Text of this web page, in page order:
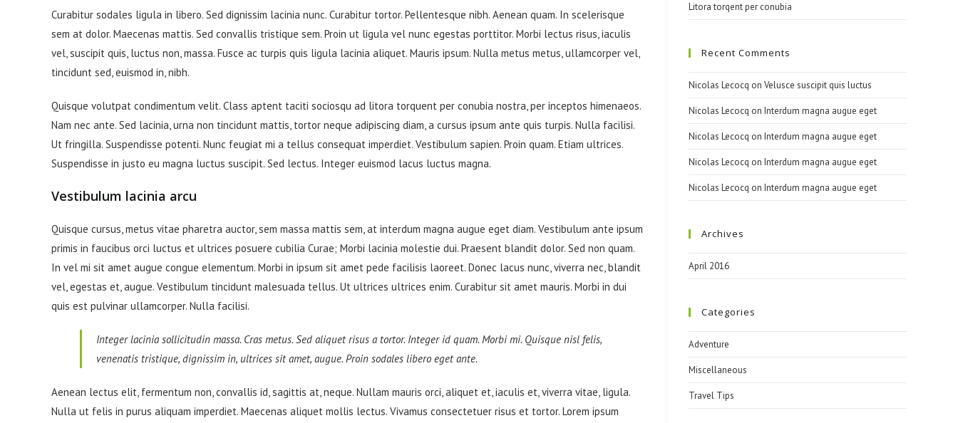
Curabitur sodales ligula in libero. Sed dignissim lacinia nunc. Curabitur tortor. Pellentesque nibh. Aenean quam. In scelerisque
sem at dolor. Maecenas mattis. Sed convallis tristique sem. Proin ut ligula vel nunc egestas porttitor. Morbi lectus risus, iaculis
vel, suscipit quis, luctus non, massa. Fusce ac turpis quis ligula lacinia aliquet. Mauris ipsum. Nulla metus metus, ullamcorper vel,
tincidunt sed, euismod in, nibh.
Quisque volutpat condimentum velit. Class aptent taciti sociosqu ad litora torquent per conubia nostra, per inceptos himenaeos.
Nam nec ante. Sed lacinia, urna non tincidunt mattis, tortor neque adipiscing diam, a cursus ipsum ante quis turpis. Nulla facilisi.
Ut fringilla. Suspendisse potenti. Nunc feugiat mi a tellus consequat imperdiet. Vestibulum sapien. Proin quam. Etiam ultrices.
Suspendisse in justo eu magna luctus suscipit. Sed lectus. Integer euismod lacus luctus magna.
Vestibulum lacinia arcu
Quisque cursus, metus vitae pharetra auctor, sem massa mattis sem, at interdum magna augue eget diam. Vestibulum ante ipsum
primis in faucibus orci luctus et ultrices posuere cubilia Curae; Morbi lacinia molestie dui. Praesent blandit dolor. Sed non quam.
In vel mi sit amet augue congue elementum. Morbi in ipsum sit amet pede facilisis laoreet. Donec lacus nunc, viverra nec, blandit
vel, egestas et, augue. Vestibulum tincidunt malesuada tellus. Ut ultrices ultrices enim. Curabitur sit amet mauris. Morbi in dui
quis est pulvinar ullamcorper. Nulla facilisi.
Integer lacinia sollicitudin massa. Cras metus. Sed aliquet risus a tortor. Integer id quam. Morbi mi. Quisque nisl felis,
venenatis tristique, dignissim in, ultrices sit amet, augue. Proin sodales libero eget ante.
Aenean lectus elit, fermentum non, convallis id, sagittis at, neque. Nullam mauris orci, aliquet et, iaculis et, viverra vitae, ligula.
Nulla ut felis in purus aliquam imperdiet. Maecenas aliquet mollis lectus. Vivamus consectetuer risus et tortor. Lorem ipsum
Litora torqent per conubia
Recent Comments
Nicolas Lecocq on Velusce suscipit quis luctus
Nicolas Lecocq on Interdum magna augue eget
Nicolas Lecocq on Interdum magna augue eget
Nicolas Lecocq on Interdum magna augue eget
Nicolas Lecocq on Interdum magna augue eget
Archives
April 2016
Categories
Adventure
Miscellaneous
Travel Tips